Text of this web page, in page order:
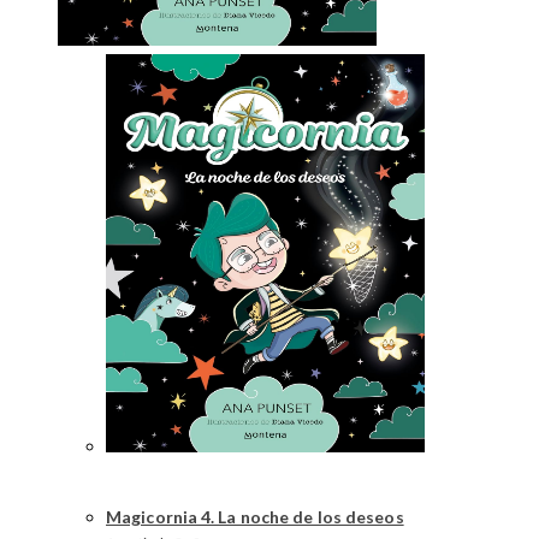
Magicornia 4. La noche de los deseos